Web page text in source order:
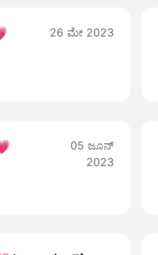
26 ಮೇ 2023
05 ಜೂನ್
2023